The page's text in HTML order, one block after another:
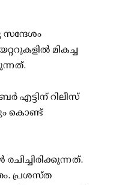
മികച്ച
എട്ടിന് റിലീസ്
കൊണ്ട്
പ്രശസ്ത